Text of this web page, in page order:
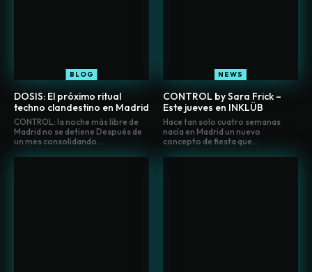
BLOG
DOSIS: El próximo ritual
techno clandestino en Madrid
NEWS
CONTROL by Sara Frick –
Este jueves en INKLÜB
CONTROL: la noche más libre de
Madrid no se detiene Después de
un mes consolidando...
Hace tan solo cuatro semanas
nacía en Madrid un nuevo
concepto de fiesta que...